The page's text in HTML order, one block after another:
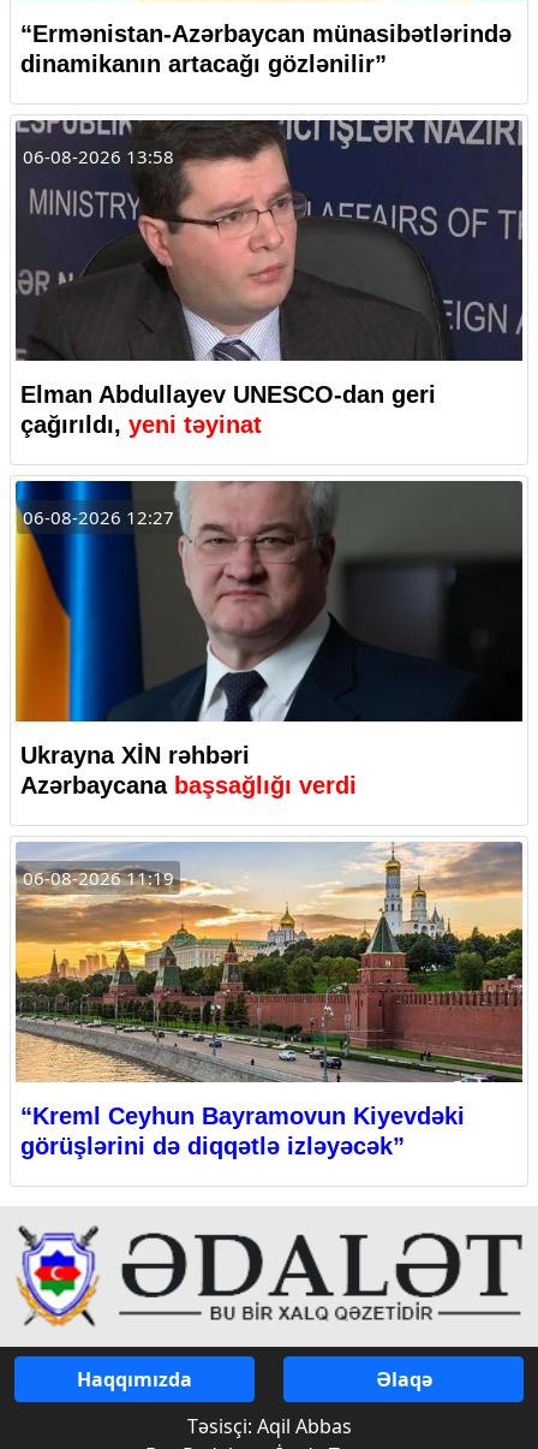
“Ermənistan-Azərbaycan münasibətlərində
dinamikanın artacağı gözlənilir”
06-08-2026 13:58
Elman Abdullayev UNESCO-dan geri
çağırıldı, yeni təyinat
06-08-2026 12:27
Ukrayna XİN rəhbəri
Azərbaycana başsağlığı verdi
06-08-2026 11:19
“Kreml Ceyhun Bayramovun Kiyevdəki
görüşlərini də diqqətlə izləyəcək”
Haqqımızda
Əlaqə
Təsisçi: Aqil Abbas